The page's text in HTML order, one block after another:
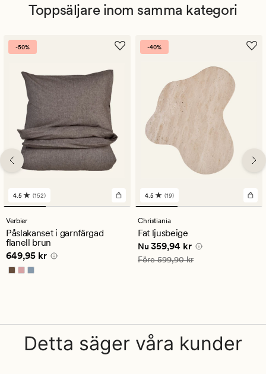
Toppsäljare inom samma kategori
-50%
152
omdömen
med
ett
genomsnittligt
betyg
på
4.5
4.5 (152)
Verbier
Påslakanset i garnfärgad
flanell brun
Pris 649,95 kr
649,95 kr
-40%
19
omdömen
med
ett
genomsnittligt
betyg
på
4.5
4.5 (19)
Christiania
Fat ljusbeige
Nuvarande pris
Nu 359,94 kr
Ordinarie pris 599,90 kr
Före599,90 kr
Detta säger våra kunder